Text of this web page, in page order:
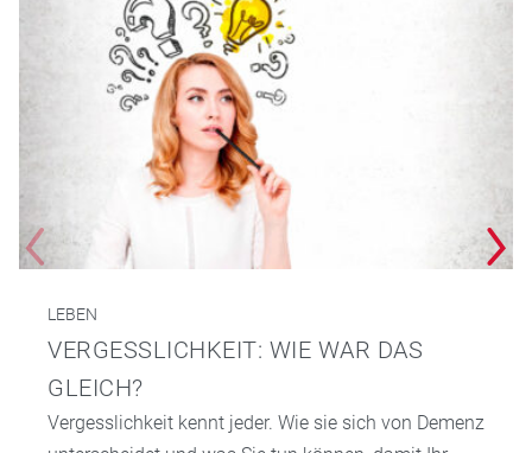
LEBEN
VERGESSLICHKEIT: WIE WAR DAS
GLEICH?
Vergesslichkeit kennt jeder. Wie sie sich von Demenz